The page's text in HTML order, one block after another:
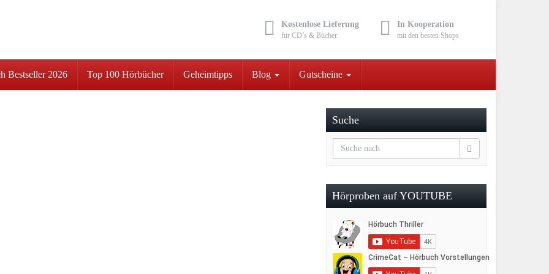
Kostenlose Lieferung
für CD’s & Bücher
In Kooperation
mit den besten Shops
Bestseller 2026 Top 100 Hörbücher Geheimtipps Blog Gutscheine
Suche
Hörproben auf YOUTUBE